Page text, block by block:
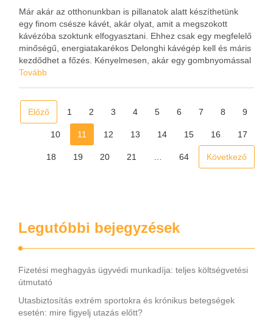
Már akár az otthonunkban is pillanatok alatt készíthetünk
egy finom csésze kávét, akár olyat, amit a megszokott
kávézóba szoktunk elfogyasztani. Ehhez csak egy megfelelő
minőségű, energiatakarékos Delonghi kávégép kell és máris
kezdődhet a főzés. Kényelmesen, akár egy gombnyomással
el tudjuk készíteni a kedvencünket, legyen az egy
Tovább
Előző 1 2 3 4 5 6 7 8 9
10 11 12 13 14 15 16 17
18 19 20 21 64 Következő
Legutóbbi bejegyzések
Fizetési meghagyás ügyvédi munkadíja: teljes költségvetési
útmutató
Utasbiztosítás extrém sportokra és krónikus betegségek
esetén: mire figyelj utazás előtt?